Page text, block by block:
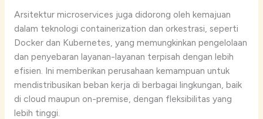
Arsitektur microservices juga didorong oleh kemajuan
dalam teknologi containerization dan orkestrasi, seperti
Docker dan Kubernetes, yang memungkinkan pengelolaan
dan penyebaran layanan-layanan terpisah dengan lebih
efisien. Ini memberikan perusahaan kemampuan untuk
mendistribusikan beban kerja di berbagai lingkungan, baik
di cloud maupun on-premise, dengan fleksibilitas yang
lebih tinggi.